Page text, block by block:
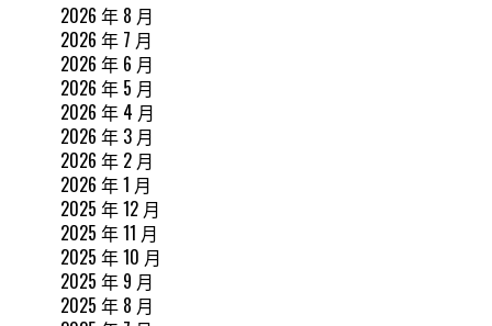
2026 年 8 月
2026 年 7 月
2026 年 6 月
2026 年 5 月
2026 年 4 月
2026 年 3 月
2026 年 2 月
2026 年 1 月
2025 年 12 月
2025 年 11 月
2025 年 10 月
2025 年 9 月
2025 年 8 月